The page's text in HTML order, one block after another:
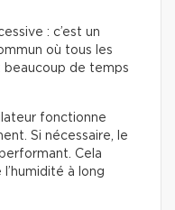
: c’est un
où tous les
beaucoup de temps
fonctionne
Si nécessaire, le
Cela
à long